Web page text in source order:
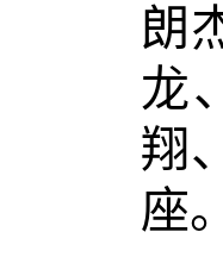
朗
龙
翔
座。